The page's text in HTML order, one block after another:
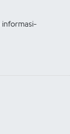
informasi-